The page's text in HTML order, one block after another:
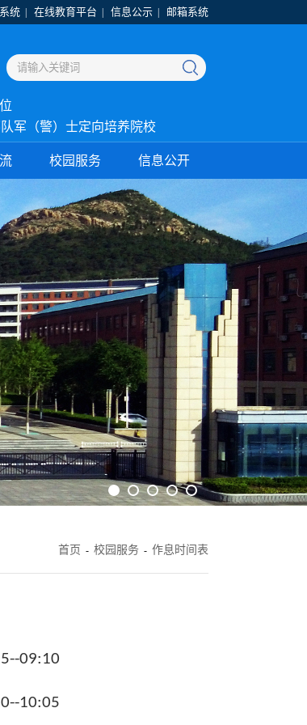
统 在线教育平台 信息公示 邮箱系统
军（警）士定向培养院校
校园服务 信息公开
首页 - 校园服务 - 作息时间表
09:10
10:05